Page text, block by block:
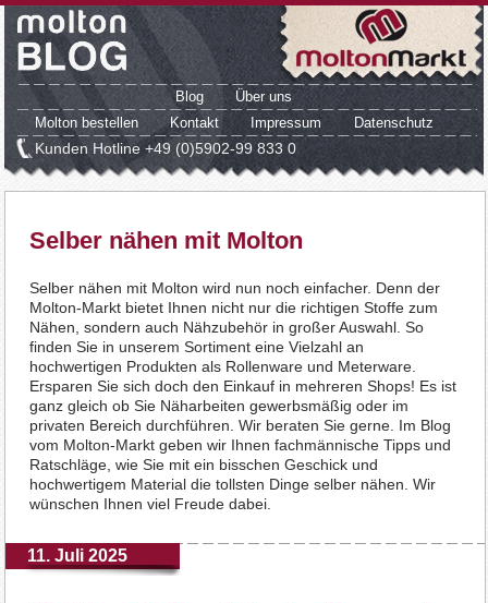
Kunden Hotline+49 (0)5902-99 833 0
Blog
Über uns
Molton bestellen
Kontakt Impressum Datenschutz
Selber nähen mit Molton
Selber nähen mit Molton wird nun noch einfacher. Denn der
Molton-Markt bietet Ihnen nicht nur die richtigen Stoffe zum
Nähen, sondern auch Nähzubehör in großer Auswahl. So
finden Sie in unserem Sortiment eine Vielzahl an
hochwertigen Produkten als Rollenware und Meterware.
Ersparen Sie sich doch den Einkauf in mehreren Shops! Es ist
ganz gleich ob Sie Näharbeiten gewerbsmäßig oder im
privaten Bereich durchführen. Wir beraten Sie gerne. Im Blog
vom Molton-Markt geben wir Ihnen fachmännische Tipps und
Ratschläge, wie Sie mit ein bisschen Geschick und
hochwertigem Material die tollsten Dinge selber nähen. Wir
wünschen Ihnen viel Freude dabei.
11. Juli 2025